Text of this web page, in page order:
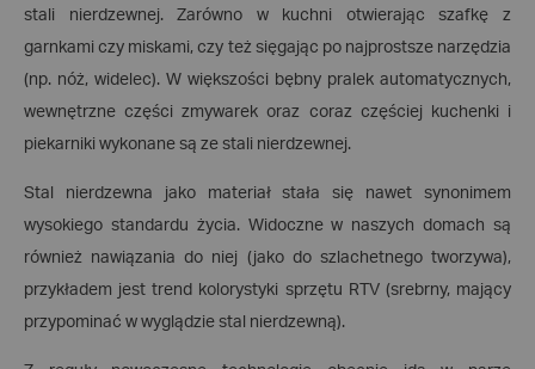
stali nierdzewnej. Zarówno w kuchni otwierając szafkę z
garnkami czy miskami, czy też sięgając po najprostsze narzędzia
(np. nóż, widelec). W większości bębny pralek automatycznych,
wewnętrzne części zmywarek oraz coraz częściej kuchenki i
piekarniki wykonane są ze stali nierdzewnej.
Stal nierdzewna jako materiał stała się nawet synonimem
wysokiego standardu życia. Widoczne w naszych domach są
również nawiązania do niej (jako do szlachetnego tworzywa),
przykładem jest trend kolorystyki sprzętu RTV (srebrny, mający
przypominać w wyglądzie stal nierdzewną).